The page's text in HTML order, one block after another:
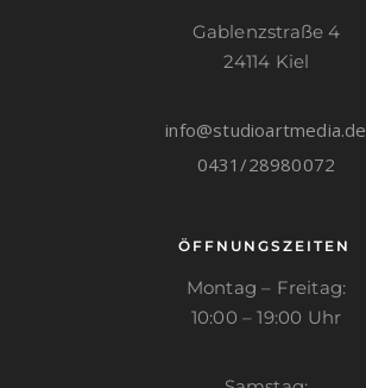
Gablenzstraße 4
24114 Kiel
info@studioartmedia.de
0431/28980072
ÖFFNUNGSZEITEN
Montag – Freitag:
10:00 – 19:00 Uhr